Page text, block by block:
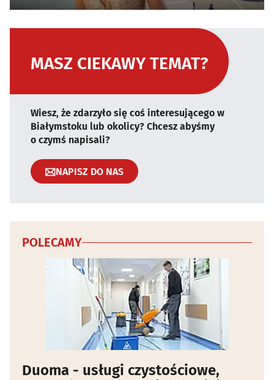
MASZ CIEKAWY TEMAT?
Wiesz, że zdarzyło się coś interesującego w
Białymstoku lub okolicy? Chcesz abyśmy
o czymś napisali?
NAPISZ DO NAS
POLECAMY
Duoma - usługi czystościowe,